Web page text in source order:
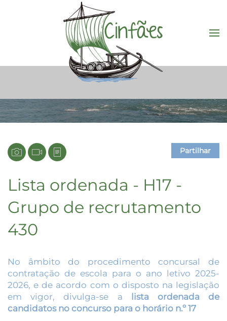
Saltar para o conteúdo principal
Partilhar
Lista ordenada - H17 -
Grupo de recrutamento
430
No âmbito do procedimento concursal de
contratação de escola para o ano letivo 2025-
2026, e de acordo com o disposto na legislação
em vigor, divulga-se a lista ordenada de
candidatos no concurso para o horário n.º 17